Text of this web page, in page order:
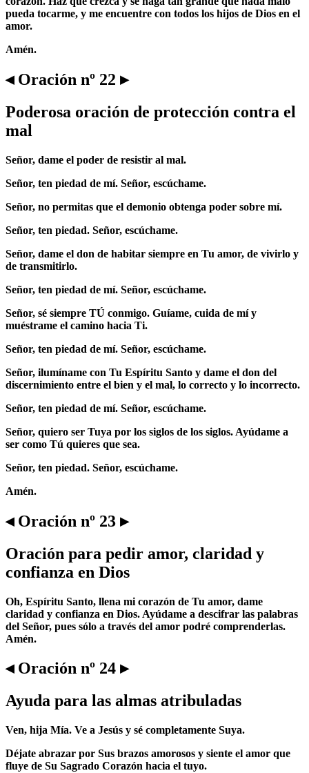
pueda tocarme, y me encuentre con todos los hijos de Dios en el
amor.
Amén.
◂ Oración nº 22 ▸
Poderosa oración de protección contra el
mal
Señor, dame el poder de resistir al mal.
Señor, ten piedad de mí. Señor, escúchame.
Señor, no permitas que el demonio obtenga poder sobre mí.
Señor, ten piedad. Señor, escúchame.
Señor, dame el don de habitar siempre en Tu amor, de vivirlo y
de transmitirlo.
Señor, ten piedad de mí. Señor, escúchame.
Señor, sé siempre TÚ conmigo. Guíame, cuida de mí y
muéstrame el camino hacia Ti.
Señor, ten piedad de mí. Señor, escúchame.
Señor, ilumíname con Tu Espíritu Santo y dame el don del
discernimiento entre el bien y el mal, lo correcto y lo incorrecto.
Señor, ten piedad de mí. Señor, escúchame.
Señor, quiero ser Tuya por los siglos de los siglos. Ayúdame a
ser como Tú quieres que sea.
Señor, ten piedad. Señor, escúchame.
Amén.
◂ Oración nº 23 ▸
Oración para pedir amor, claridad y
confianza en Dios
Oh, Espíritu Santo, llena mi corazón de Tu amor, dame
claridad y confianza en Dios. Ayúdame a descifrar las palabras
del Señor, pues sólo a través del amor podré comprenderlas.
Amén.
◂ Oración nº 24 ▸
Ayuda para las almas atribuladas
Ven, hija Mía. Ve a Jesús y sé completamente Suya.
Déjate abrazar por Sus brazos amorosos y siente el amor que
fluye de Su Sagrado Corazón hacia el tuyo.